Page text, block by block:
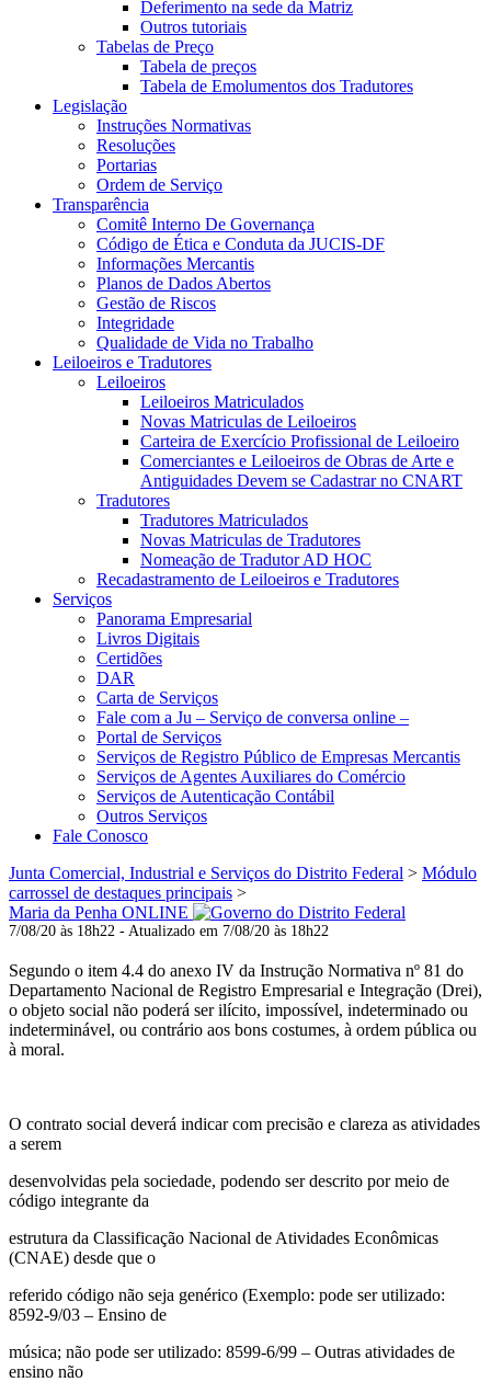
Deferimento na sede da Matriz
Outros tutoriais
Tabelas de Preço
Tabela de preços
Tabela de Emolumentos dos Tradutores
Legislação
Instruções Normativas
Resoluções
Portarias
Ordem de Serviço
Transparência
Comitê Interno De Governança
Código de Ética e Conduta da JUCIS-DF
Informações Mercantis
Planos de Dados Abertos
Gestão de Riscos
Integridade
Qualidade de Vida no Trabalho
Leiloeiros e Tradutores
Leiloeiros
Leiloeiros Matriculados
Novas Matriculas de Leiloeiros
Carteira de Exercício Profissional de Leiloeiro
Comerciantes e Leiloeiros de Obras de Arte e
Antiguidades Devem se Cadastrar no CNART
Tradutores
Tradutores Matriculados
Novas Matriculas de Tradutores
Nomeação de Tradutor AD HOC
Recadastramento de Leiloeiros e Tradutores
Serviços
Panorama Empresarial
Livros Digitais
Certidões
DAR
Carta de Serviços
Fale com a Ju – Serviço de conversa online –
Portal de Serviços
Serviços de Registro Público de Empresas Mercantis
Serviços de Agentes Auxiliares do Comércio
Serviços de Autenticação Contábil
Outros Serviços
Fale Conosco
Junta Comercial, Industrial e Serviços do Distrito Federal > Módulo
carrossel de destaques principais >
Maria da Penha ONLINE
7/08/20 às 18h22 - Atualizado em 7/08/20 às 18h22
Segundo o item 4.4 do anexo IV da Instrução Normativa nº 81 do
Departamento Nacional de Registro Empresarial e Integração (Drei),
o objeto social não poderá ser ilícito, impossível, indeterminado ou
indeterminável, ou contrário aos bons costumes, à ordem pública ou
à moral.
O contrato social deverá indicar com precisão e clareza as atividades
a serem
desenvolvidas pela sociedade, podendo ser descrito por meio de
código integrante da
estrutura da Classificação Nacional de Atividades Econômicas
(CNAE) desde que o
referido código não seja genérico (Exemplo: pode ser utilizado:
8592-9/03 – Ensino de
música; não pode ser utilizado: 8599-6/99 – Outras atividades de
ensino não